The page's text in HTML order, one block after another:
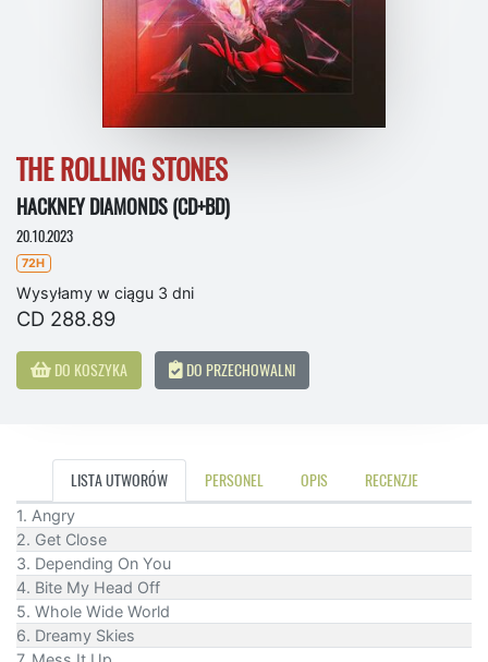
THE ROLLING STONES
HACKNEY DIAMONDS (CD+BD)
20.10.2023
72H
Wysyłamy w ciągu 3 dni
CD 288.89
DO KOSZYKA DO PRZECHOWALNI
LISTA UTWORÓW PERSONEL OPIS RECENZJE
1. Angry
2. Get Close
3. Depending On You
4. Bite My Head Off
5. Whole Wide World
6. Dreamy Skies